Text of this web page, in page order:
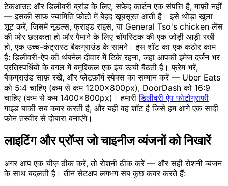
टेकआउट और डिलीवरी ब्रांड के लिए, सफ़ेद कार्टन एक संपत्ति है, माफ़ी नहीं
— इसकी साफ़ ज्यामिति फोटो में बेहद खूबसूरत आती है। इसे थोड़ा खुला
शूट करें, जिसमें नूडल्स, फ्राइड राइस, या General Tso's chicken लेंस
की ओर छलकता हो और पैमाने के लिए चॉपस्टिक की एक जोड़ी आड़ी रखी
हो, एक उच्च-कंट्रास्ट बैकग्राउंड के सामने। इस शॉट का एक कठोर काम
है: डिलीवरी-ऐप की थंबनेल दीवार में टिके रहना, जहां आपकी इमेज दर्जन भर
प्रतिस्पर्धियों के बगल में बमुश्किल एक इंच ऊंची बैठती है। फ्रेम भरें,
बैकग्राउंड साफ़ रखें, और प्लेटफ़ॉर्म स्पेक्स का सम्मान करें — Uber Eats
को 5:4 चाहिए (कम से कम 1200×800px), DoorDash को 16:9
चाहिए (कम से कम 1400×800px)। हमारीडिलीवरी ऐप फोटोग्राफी
गाइड बाकी सब कवर करती है, और यही वह शॉट है जिसे हम आगे एक सादी
फोन तस्वीर से दोबारा बनाएंगे।
लाइटिंग और प्रॉप्स जो चाइनीज व्यंजनों को निखारें
अगर आप एक चीज़ ठीक करें, तो रोशनी ठीक करें — और सही रोशनी व्यंजन
के साथ बदलती है। तीन सेटअप लगभग सब कुछ कवर करते हैं: